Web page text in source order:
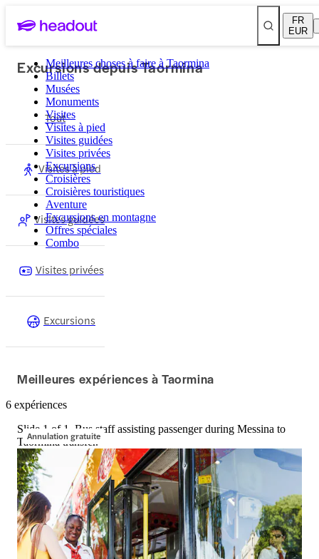
FR
EUR
Meilleures choses à faire à Taormina
Billets
Musées
Monuments
Visites
Visites à pied
Visites guidées
Visites privées
Excursions
Croisières
Croisières touristiques
Aventure
Excursions en montagne
Offres spéciales
Combo
Excursions depuis Taormina
Tout
Visites à pied
Visites guidées
Visites privées
Excursions
Meilleures expériences à Taormina
6 expériences
Annulation gratuite
Slide 1 of 1, Bus staff assisting passenger during Messina to
Taormina transfer.